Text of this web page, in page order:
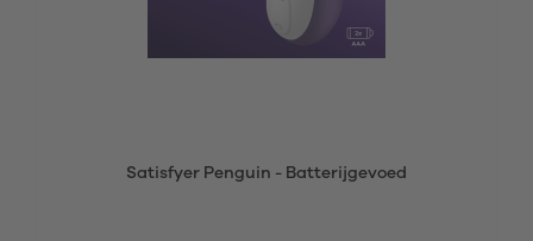
Satisfyer Penguin - Batterijgevoed